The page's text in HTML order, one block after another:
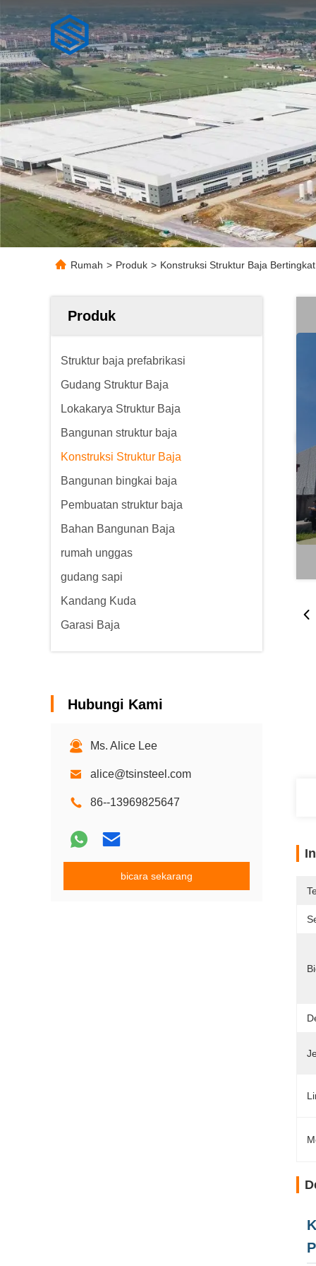
Rumah > Produk > Konstruksi Struktur Baja
Produk
Struktur baja prefabrikasi
Gudang Struktur Baja
Lokakarya Struktur Baja
Bangunan struktur baja
Konstruksi Struktur Baja
Bangunan bingkai baja
Pembuatan struktur baja
Bahan Bangunan Baja
rumah unggas
gudang sapi
Kandang Kuda
Garasi Baja
Hubungi Kami
Ms. Alice Lee
alice@tsinsteel.com
86--13969825647
bicara sekarang